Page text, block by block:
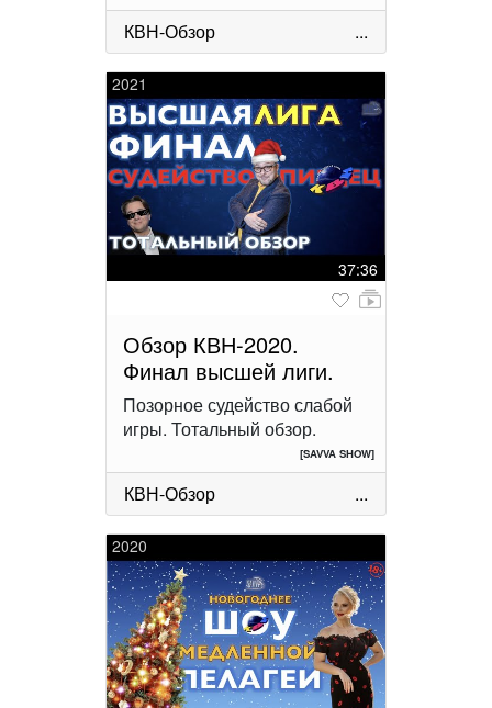
КВН-Обзор ...
2021
37:36
Обзор КВН-2020.
Финал высшей лиги.
Позорное судейство слабой
игры. Тотальный обзор.
[SAVVA SHOW]
КВН-Обзор ...
2020